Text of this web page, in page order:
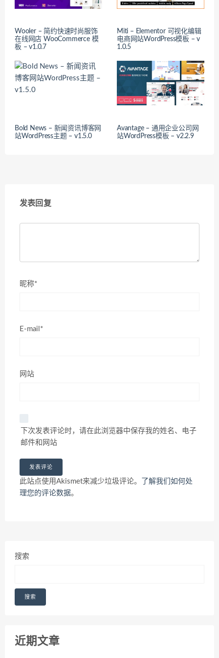
Wooler – 简约快速时尚服饰
在线网店 WooCommerce 模
板 – v1.0.7
Miti – Elementor 可视化编辑
电商网站WordPress模板 – v
1.0.5
Bold News – 新闻资讯博客网
站WordPress主题 – v1.5.0
Avantage – 通用企业公司网
站WordPress模板 – v2.2.9
发表回复
昵称*
E-mail*
网站
下次发表评论时，请在此浏览器中保存我的姓名、电子
邮件和网站
此站点使用Akismet来减少垃圾评论。
了解我们如何处
理您的评论数据。
搜索
搜索
近期文章